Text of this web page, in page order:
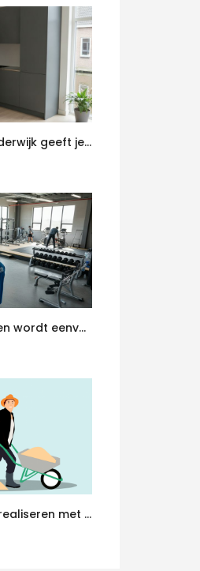
Keuken wrappen in Harderwijk geeft je keuken snel een moderne upgrade
Een sportschool inrichten wordt eenvoudiger met een Fitness Aannemer aan je zijde
Een solide ondergrond realiseren met duurzame betonplaten voor elk betonwerken project